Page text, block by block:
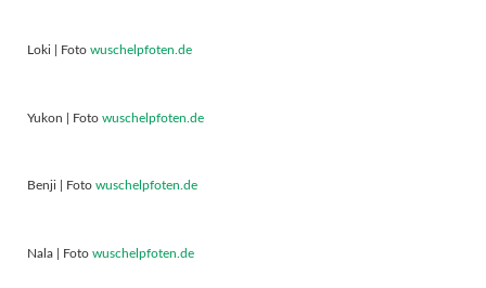
Loki | Foto wuschelpfoten.de
Yukon | Foto wuschelpfoten.de
Benji | Foto wuschelpfoten.de
Nala | Foto wuschelpfoten.de